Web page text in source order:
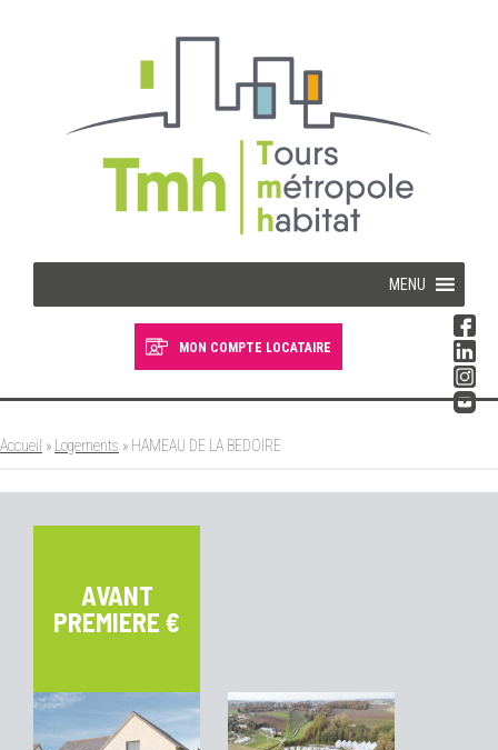
MENU
MON COMPTE LOCATAIRE
Je suis locataire
Accueil » Logements » HAMEAU DE LA BEDOIRE
AVANT
PREMIERE €